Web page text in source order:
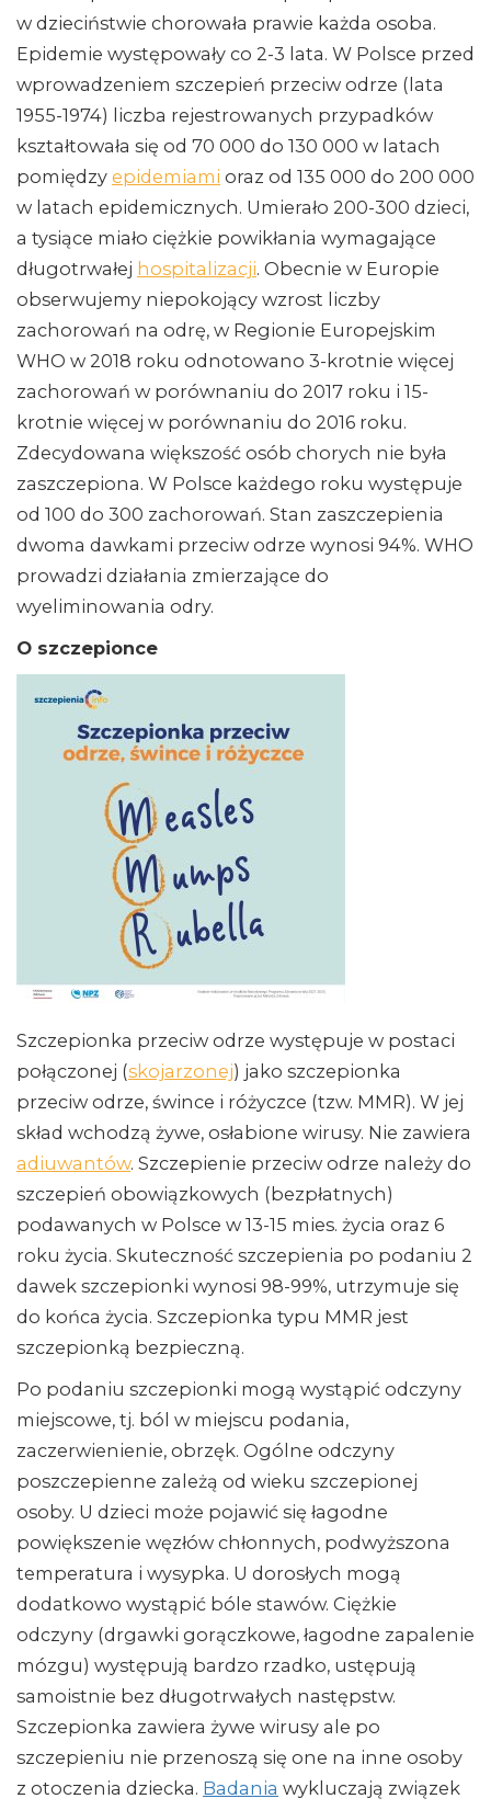
w dzieciństwie chorowała prawie każda osoba.
Epidemie występowały co 2-3 lata. W Polsce przed
wprowadzeniem szczepień przeciw odrze (lata
1955-1974) liczba rejestrowanych przypadków
kształtowała się od 70 000 do 130 000 w latach
pomiędzy epidemiami oraz od 135 000 do 200 000
w latach epidemicznych. Umierało 200-300 dzieci,
a tysiące miało ciężkie powikłania wymagające
długotrwałej hospitalizacji. Obecnie w Europie
obserwujemy niepokojący wzrost liczby
zachorowań na odrę, w Regionie Europejskim
WHO w 2018 roku odnotowano 3-krotnie więcej
zachorowań w porównaniu do 2017 roku i 15-
krotnie więcej w porównaniu do 2016 roku.
Zdecydowana większość osób chorych nie była
zaszczepiona. W Polsce każdego roku występuje
od 100 do 300 zachorowań. Stan zaszczepienia
dwoma dawkami przeciw odrze wynosi 94%. WHO
prowadzi działania zmierzające do
wyeliminowania odry.
O szczepionce
Szczepionka przeciw odrze występuje w postaci
połączonej (skojarzonej) jako szczepionka
przeciw odrze, śwince i różyczce (tzw. MMR). W jej
skład wchodzą żywe, osłabione wirusy. Nie zawiera
adiuwantów. Szczepienie przeciw odrze należy do
szczepień obowiązkowych (bezpłatnych)
podawanych w Polsce w 13-15 mies. życia oraz 6
roku życia. Skuteczność szczepienia po podaniu 2
dawek szczepionki wynosi 98-99%, utrzymuje się
do końca życia. Szczepionka typu MMR jest
szczepionką bezpieczną.
Po podaniu szczepionki mogą wystąpić odczyny
miejscowe, tj. ból w miejscu podania,
zaczerwienienie, obrzęk. Ogólne odczyny
poszczepienne zależą od wieku szczepionej
osoby. U dzieci może pojawić się łagodne
powiększenie węzłów chłonnych, podwyższona
temperatura i wysypka. U dorosłych mogą
dodatkowo wystąpić bóle stawów. Ciężkie
odczyny (drgawki gorączkowe, łagodne zapalenie
mózgu) występują bardzo rzadko, ustępują
samoistnie bez długotrwałych następstw.
Szczepionka zawiera żywe wirusy ale po
szczepieniu nie przenoszą się one na inne osoby
z otoczenia dziecka. Badania wykluczają związek